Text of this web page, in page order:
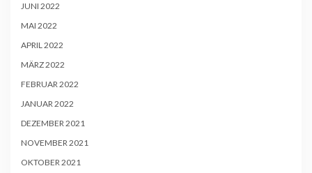
JUNI 2022
MAI 2022
APRIL 2022
MÄRZ 2022
FEBRUAR 2022
JANUAR 2022
DEZEMBER 2021
NOVEMBER 2021
OKTOBER 2021